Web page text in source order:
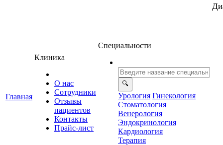
Главная
Клиника
О нас
Сотрудники
Отзывы
ациенто
Контакты
Прайс-лист
Специальности
Урология Гинекология
Стоматология
енерология
Эндокринология
Кардиология
Терапия